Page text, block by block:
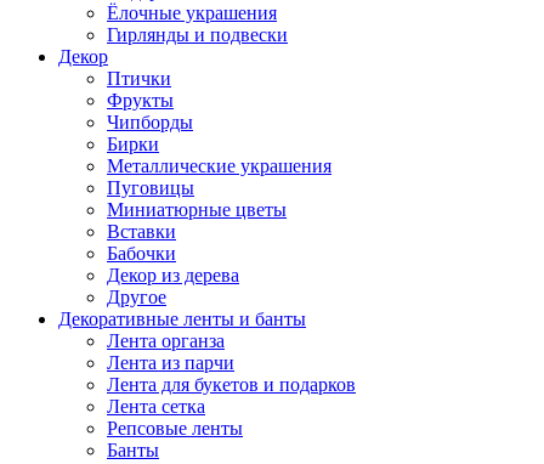
Ёлочные украшения
Гирлянды и подвески
Декор
Птички
Фрукты
Чипборды
Бирки
Металлические украшения
Пуговицы
Миниатюрные цветы
Вставки
Бабочки
Декор из дерева
Другое
Декоративные ленты и банты
Лента органза
Лента из парчи
Лента для букетов и подарков
Лента сетка
Репсовые ленты
Банты